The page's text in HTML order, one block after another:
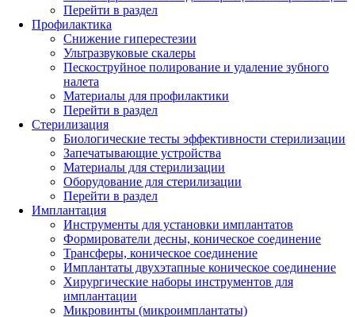
Перейти в раздел
Профилактика
Снижение гиперестезии
Ультразвуковые скалеры
Пескоструйное полирование и удаление зубного
налета
Материалы для профилактики
Перейти в раздел
Стерилизация
Биологические тесты эффективности стерилизации
Запечатывающие устройства
Материалы для стерилизации
Оборудование для стерилизации
Перейти в раздел
Имплантация
Инструменты для установки имплантатов
Формирователи десны, коническое соединение
Трансферы, коническое соединение
Имплантаты двухэтапные коническое соединение
Хирургические наборы инструментов для
имплантации
Микровинты (микроимплантаты)